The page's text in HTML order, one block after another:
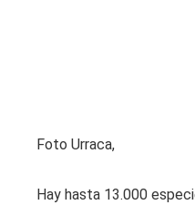
Foto Urraca,
Hay hasta 13.000